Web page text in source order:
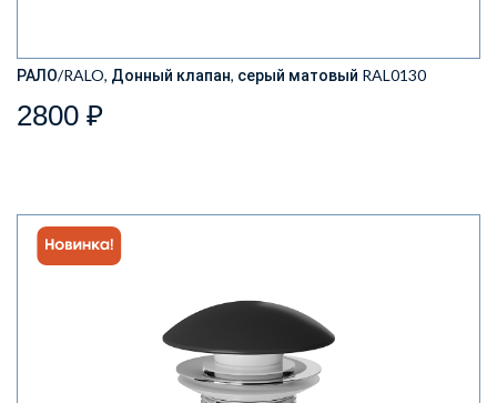
РАЛО/RALO, Донный клапан, серый матовый RAL0130
2800 ₽